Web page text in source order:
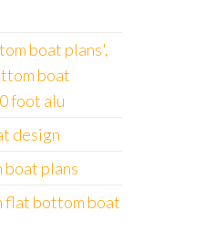
boat plans',
boat
foot alu
design
boat plans
flat bottom boat